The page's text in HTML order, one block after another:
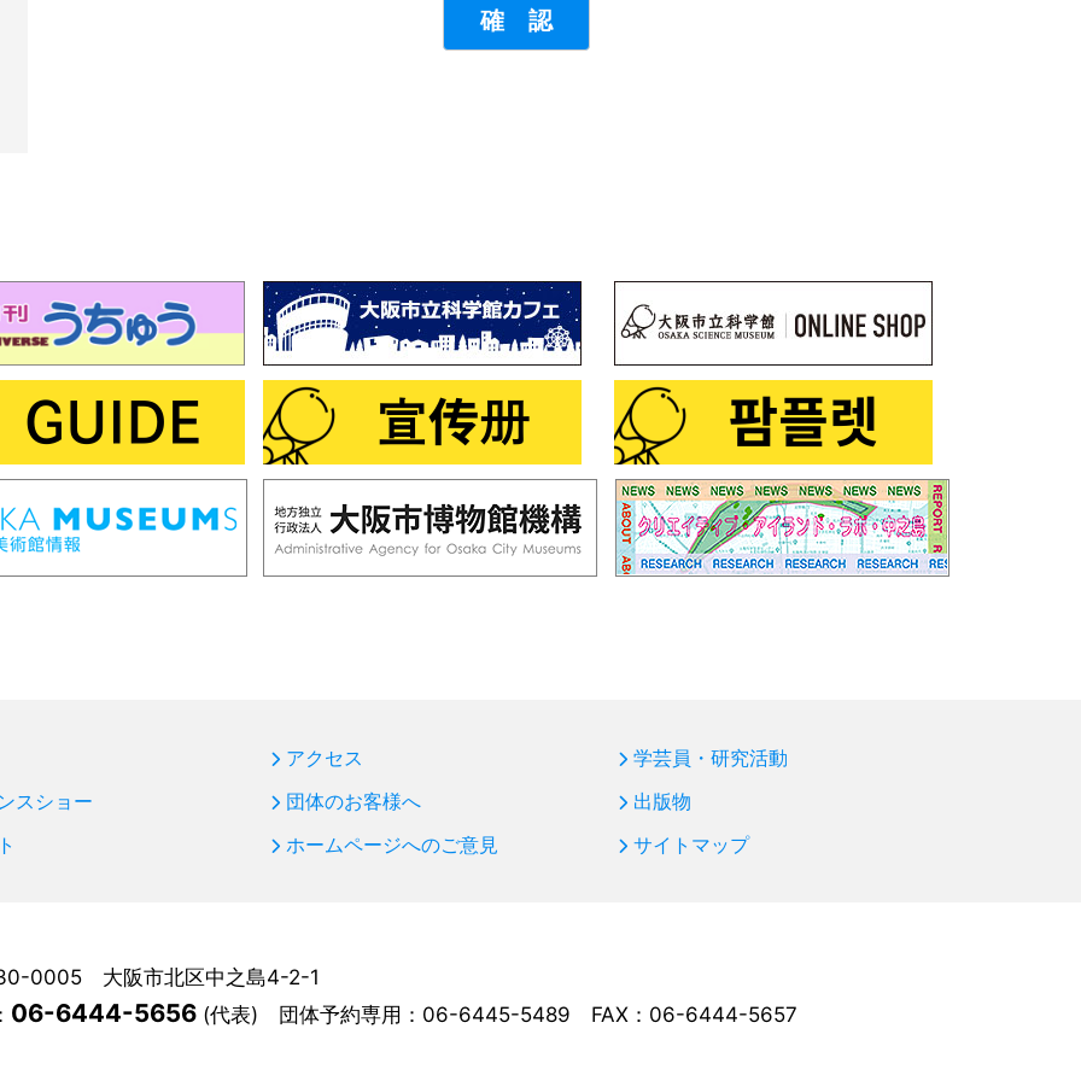
スショー
アクセス
団体のお客様へ
ホームページへのご意見
学芸員・研究活動
出版物
サイトマップ
0005 大阪市北区中之島4-2-1
06-6444-5656 (代表) 団体予約専用： 06-6445-5489 FAX：06-6444-5657